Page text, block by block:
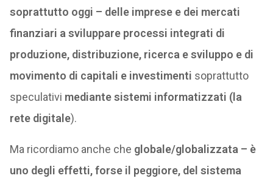
soprattutto oggi – delle imprese e dei mercati
finanziari a sviluppare processi integrati di
produzione, distribuzione, ricerca e sviluppo e di
movimento di capitali e investimenti soprattutto
speculativi mediante sistemi informatizzati (la
rete digitale).
Ma ricordiamo anche che globale/globalizzata – è
uno degli effetti, forse il peggiore, del sistema